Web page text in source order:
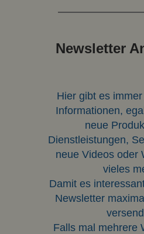
Newsletter
Hier gibt es
Informationen,
neue
Dienstleistungen,
neue Videos oder
vieles
Damit es
Newsletter
Falls mal mehrere